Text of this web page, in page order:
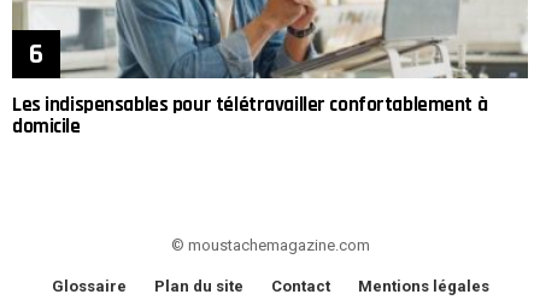
Les indispensables pour télétravailler confortablement à
domicile
© moustachemagazine.com
Glossaire Plan du site Contact Mentions légales